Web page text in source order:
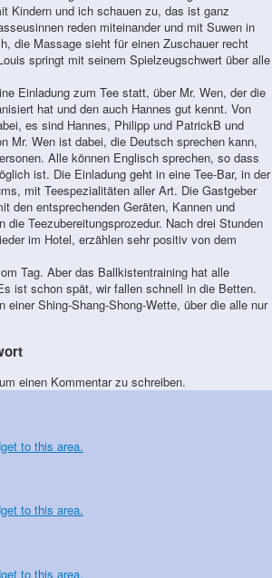
Kindern und ich schauen zu, das ist ganz
reden miteinander und mit Suwen in
die Massage sieht für einen Zuschauer recht
springt mit seinem Spielzeugschwert über alle
Einladung zum Tee statt, über Mr. Wen, der die
hat und den auch Hannes gut kennt. Von
es sind Hannes, Philipp und PatrickB und
Mr. Wen ist dabei, die Deutsch sprechen kann,
Alle können Englisch sprechen, so dass
ist. Die Einladung geht in eine Tee-Bar, in der
mit Teespezialitäten aller Art. Die Gastgeber
den entsprechenden Geräten, Kannen und
die Teezubereitungsprozedur. Nach drei Stunden
im Hotel, erzählen sehr positiv von dem
Tag. Aber das Ballkistentraining hat alle
ist schon spät, wir fallen schnell in die Betten.
einer Shing-Shang-Shong-Wette, über die alle nur
einen Kommentar zu schreiben.
to this area.
to this area.
to this area.